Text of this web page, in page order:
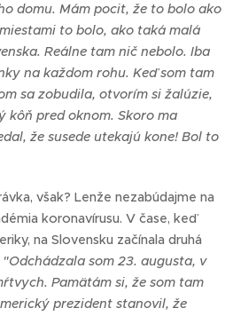
domu. Mám pocit, že to bolo ako
to bolo, ako taká malá
Reálne tam nič nebolo. Iba
na každom rohu. Keď som tam
sa zobudila, otvorím si žalúzie,
kôň pred oknom. Skoro ma
že susede utekajú kone! Bol to
však? Lenže nezabúdajme na
koronavírusu. V čase, keď
na Slovensku začínala druhá
"Odchádzala som 23. augusta, v
Pamätám si, že som tam
prezident stanovil, že